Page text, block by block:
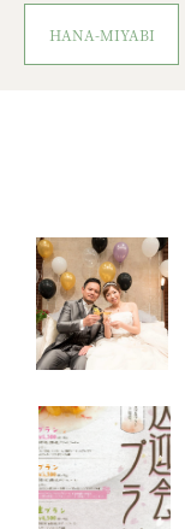
HANA-MIYABI